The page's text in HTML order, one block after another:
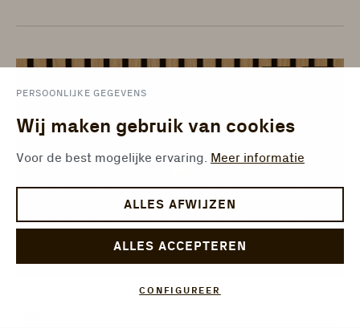
PERSOONLIJKE GEGEVENS
Wij maken gebruik van cookies
Voor de best mogelijke ervaring. Meer informatie
ALLES AFWIJZEN
ALLES ACCEPTEREN
CONFIGUREER